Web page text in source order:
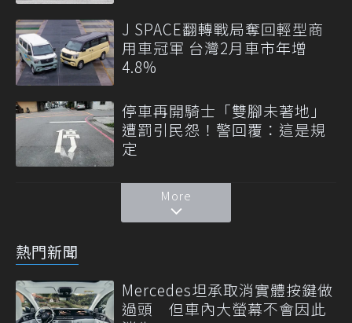
J SPACE翻轉戰局奪回輕型商
用車冠軍 台灣2月車市年增
4.8%
停車再開騎士「雙腳未著地」
遭罰引民怨！警回覆：這是規
定
More
熱門新聞
Mercedes坦承取消實體按鍵做
過頭 但車內大螢幕不會因此